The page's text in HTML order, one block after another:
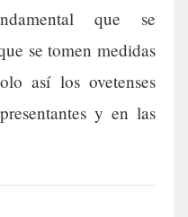
que se
se tomen medidas
así los ovetenses
y en las